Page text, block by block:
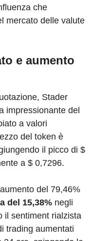
che
mercato delle valute
e aumento
Stader
impressionante del
a valori
del token è
il picco di $
a $ 0,7296.
del 79,46%
del 15,38% negli
il sentiment rialzista
trading aumentati